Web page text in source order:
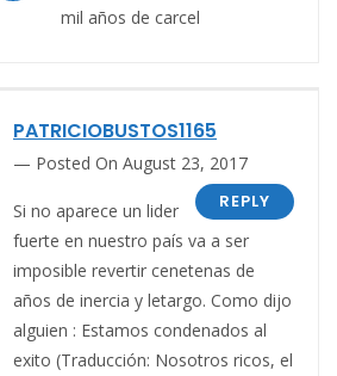
mil años de carcel
PATRICIOBUSTOS1165
Posted On August 23, 2017
REPLY
Si no aparece un lider
fuerte en nuestro país va a ser
imposible revertir cenetenas de
años de inercia y letargo. Como dijo
alguien : Estamos condenados al
exito (Traducción: Nosotros ricos, el